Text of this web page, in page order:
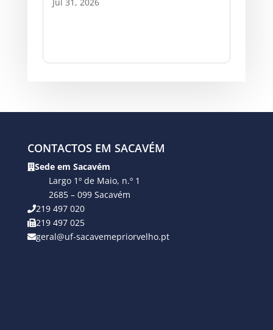
CONTACTOS EM SACAVÉM
Sede em Sacavém
Largo 1º de Maio, n.º 1
2685 – 099 Sacavém
219 497 020
219 497 025
geral@uf-sacavemepriorvelho.pt